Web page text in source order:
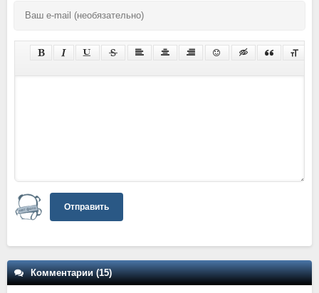
Отправить
Комментарии (15)